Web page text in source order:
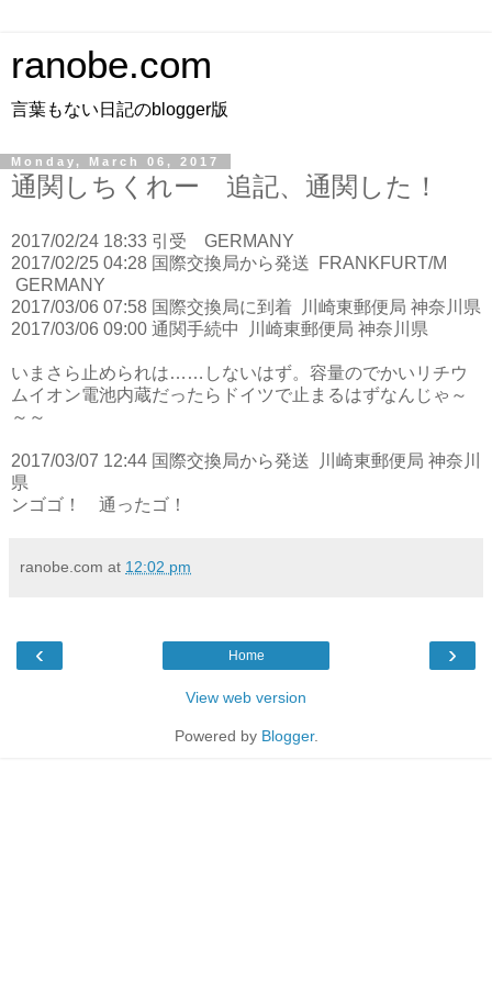
ranobe.com
言葉もない日記のblogger版
Monday, March 06, 2017
通関しちくれー 追記、通関した！
2017/02/24 18:33 引受
GERMANY
2017/02/25 04:28 国際交換局から発送
FRANKFURT/M
GERMANY
2017/03/06 07:58 国際交換局に到着 川崎東郵便局 神奈川県
2017/03/06 09:00 通関手続中 川崎東郵便局 神奈川県
いまさら止められは……しないはず。容量のでかいリチウ
ムイオン電池内蔵だったらドイツで止まるはずなんじゃ～
～～
2017/03/07 12:44 国際交換局から発送 川崎東郵便局 神奈川
県
ンゴゴ！ 通ったゴ！
ranobe.com at 12:02 pm
‹ ›
Home
View web version
Powered by Blogger.